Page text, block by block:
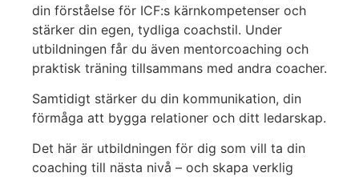
din förståelse för ICF:s kärnkompetenser och
stärker din egen, tydliga coachstil. Under
utbildningen får du även mentorcoaching och
praktisk träning tillsammans med andra coacher.
Samtidigt stärker du din kommunikation, din
förmåga att bygga relationer och ditt ledarskap.
Det här är utbildningen för dig som vill ta din
coaching till nästa nivå – och skapa verklig